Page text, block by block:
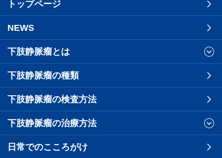
トップページ
NEWS
下肢静脈瘤とは
下肢静脈瘤の種類
下肢静脈瘤の検査方法
下肢静脈瘤の治療方法
日常でのこころがけ